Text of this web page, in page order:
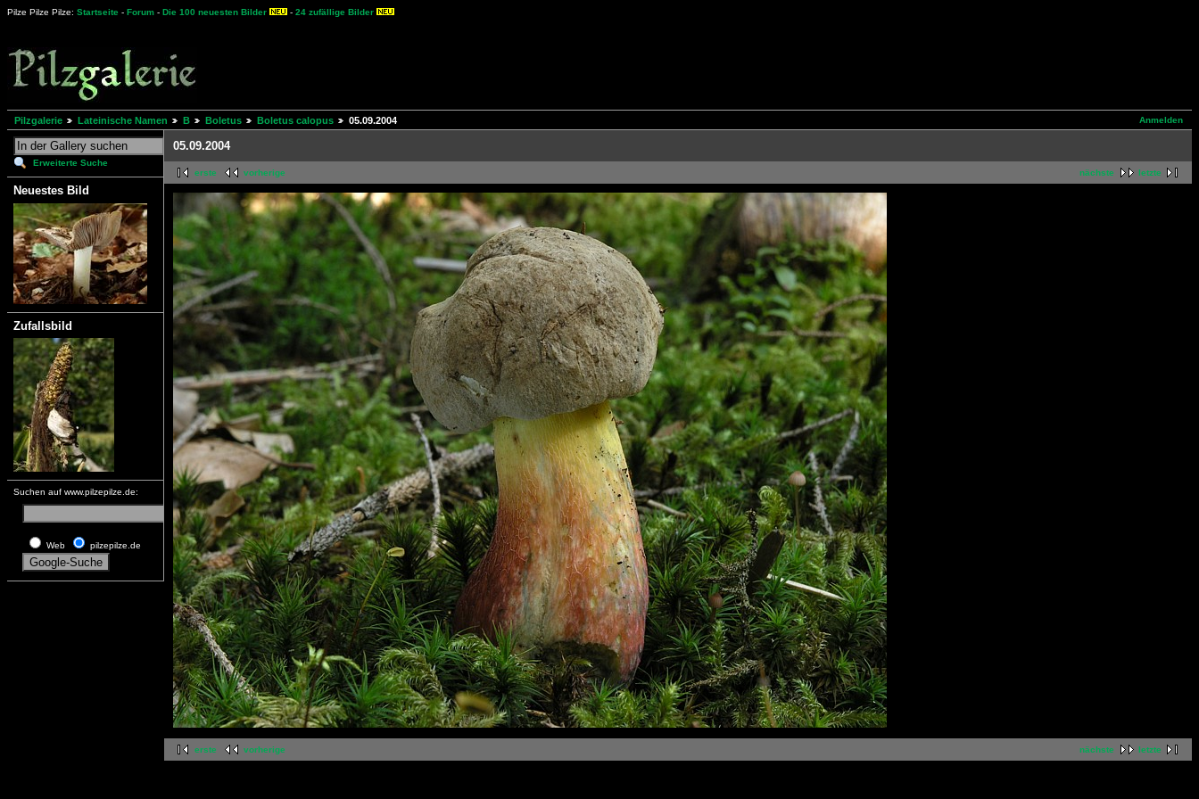
Pilze Pilze Pilze: Startseite - Forum - Die 100 neuesten Bilder - 24 zufällige Bilder
Anmelden
Pilzgalerie Lateinische Namen B Boletus Boletus calopus 05.09.2004
Erweiterte Suche
Neuestes Bild
Zufallsbild
Suchen auf www.pilzepilze.de:
Web pilzepilze.de
05.09.2004
nächste letzte
erste vorherige
nächste letzte
erste vorherige